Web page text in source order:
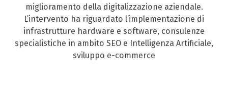
miglioramento della digitalizzazione aziendale.
L’intervento ha riguardato l’implementazione di
infrastrutture hardware e software, consulenze
specialistiche in ambito SEO e Intelligenza Artificiale,
sviluppo e-commerce